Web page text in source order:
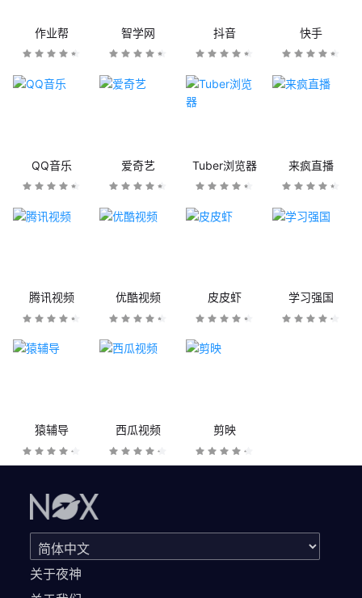
作业帮 智学网 抖音 快手
QQ音乐 爱奇艺 Tuber浏览器 来疯直播
腾讯视频 优酷视频 皮皮虾 学习强国
猿辅导 西瓜视频 剪映
关于夜神